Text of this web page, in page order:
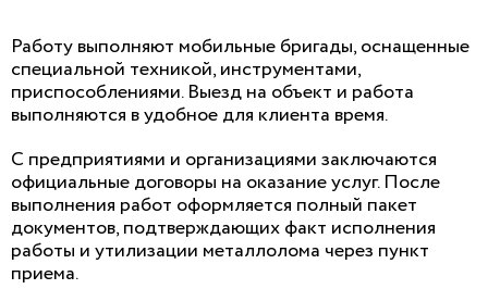
Работу выполняют мобильные бригады, оснащенные
специальной техникой, инструментами,
приспособлениями. Выезд на объект и работа
выполняются в удобное для клиента время.
С предприятиями и организациями заключаются
официальные договоры на оказание услуг. После
выполнения работ оформляется полный пакет
документов, подтверждающих факт исполнения
работы и утилизации металлолома через пункт
приема.